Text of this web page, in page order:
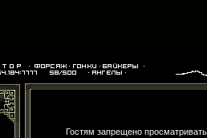
Гостям запрещено